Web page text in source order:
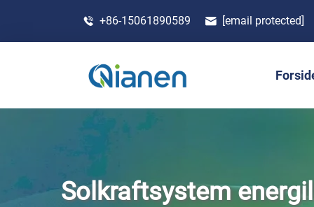
+86-15061890589 [email protected]
Solkraftsystem